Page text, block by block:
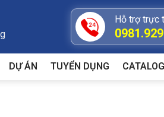
Hỗ trợ trực
DỰ ÁN TUYỂN DỤNG